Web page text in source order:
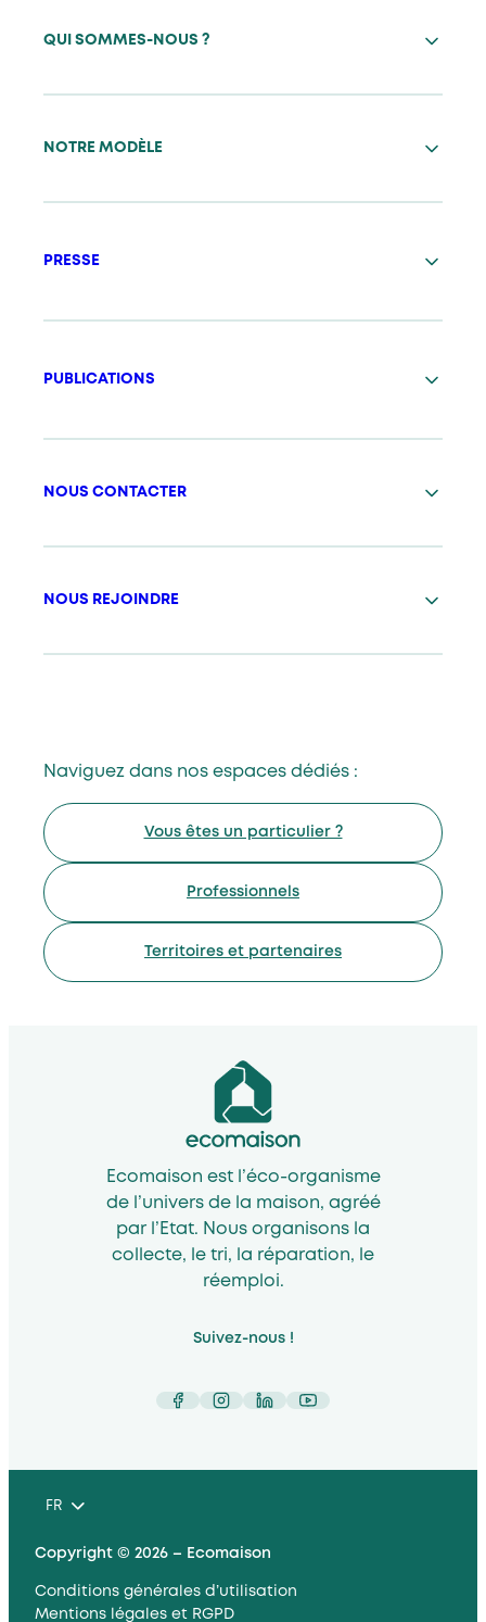
QUI SOMMES-NOUS ?
NOTRE MODÈLE
PRESSE
PUBLICATIONS
NOUS CONTACTER
NOUS REJOINDRE
Naviguez dans nos espaces dédiés :
Vous êtes un particulier ?
Professionnels
Territoires et partenaires
Ecomaison est l’éco-organisme
de l’univers de la maison, agréé
par l’Etat. Nous organisons la
collecte, le tri, la réparation, le
réemploi.
Suivez-nous !
Facebook
Instagram
LinkedIn
YouTube
FR
Copyright © 2026 – Ecomaison
Conditions générales d’utilisation
Mentions légales et RGPD